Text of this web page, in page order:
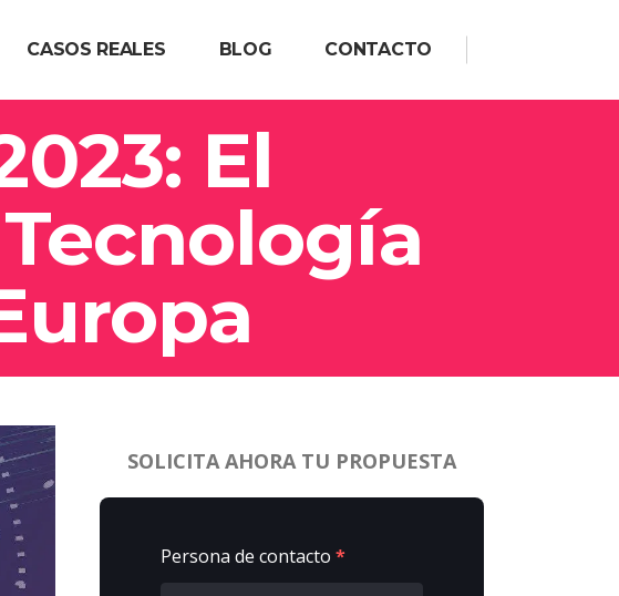
CASOS REALES BLOG CONTACTO
El
SOLICITA AHORA TU PROPUESTA
Persona de contacto *